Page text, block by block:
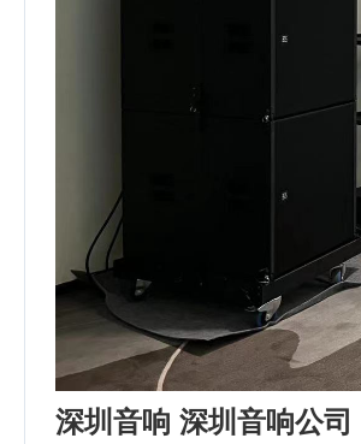
深圳音响 深圳音响公司